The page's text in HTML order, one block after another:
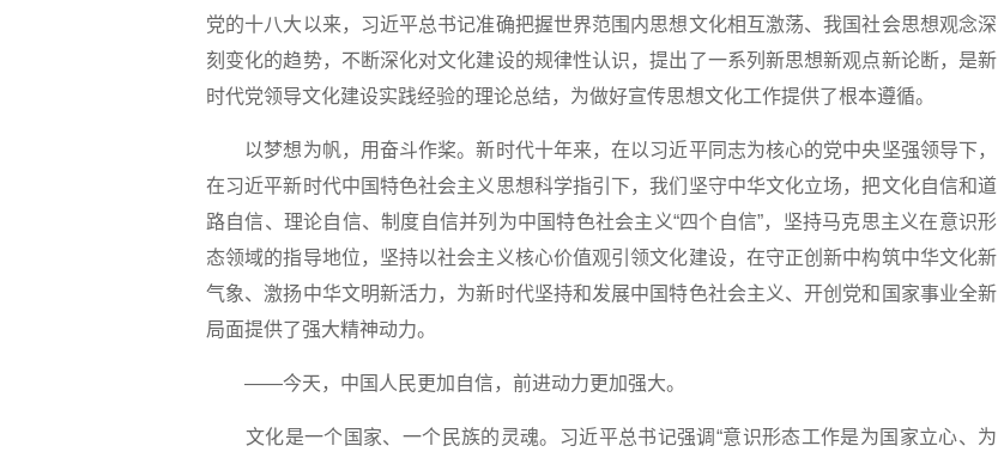
党的十八大以来，习近平总书记准确把握世界范围内思想文化相互激荡、我国社会思想观念深
刻变化的趋势，不断深化对文化建设的规律性认识，提出了一系列新思想新观点新论断，是新
时代党领导文化建设实践经验的理论总结，为做好宣传思想文化工作提供了根本遵循。
以梦想为帆，用奋斗作桨。新时代十年来，在以习近平同志为核心的党中央坚强领导下，
在习近平新时代中国特色社会主义思想科学指引下，我们坚守中华文化立场，把文化自信和道
路自信、理论自信、制度自信并列为中国特色社会主义“四个自信”，坚持马克思主义在意识形
态领域的指导地位，坚持以社会主义核心价值观引领文化建设，在守正创新中构筑中华文化新
气象、激扬中华文明新活力，为新时代坚持和发展中国特色社会主义、开创党和国家事业全新
局面提供了强大精神动力。
——今天，中国人民更加自信，前进动力更加强大。
文化是一个国家、一个民族的灵魂。习近平总书记强调“意识形态工作是为国家立心、为